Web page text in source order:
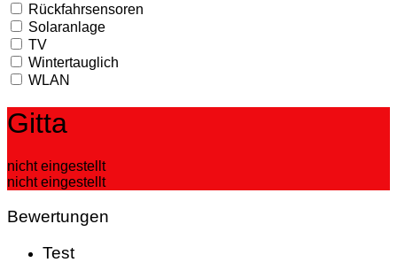
Rückfahrsensoren
Solaranlage
TV
Wintertauglich
WLAN
Gitta
nicht eingestellt
nicht eingestellt
Bewertungen
Test